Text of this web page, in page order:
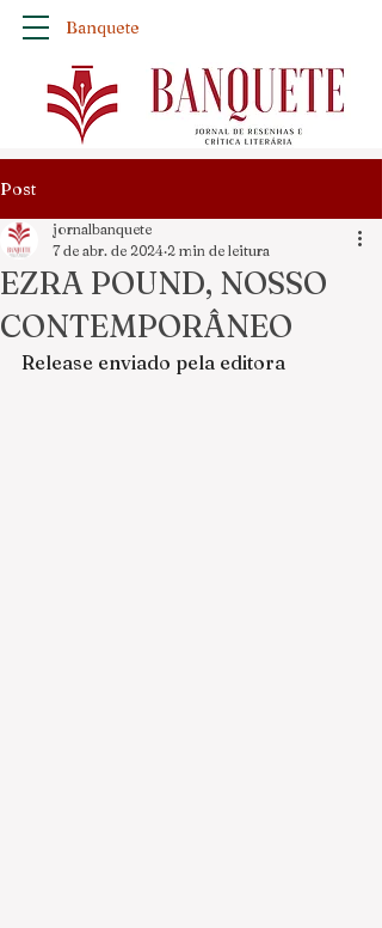
Banquete
Post
EZRA POUND, NOSSO
CONTEMPORÂNEO
jornalbanquete
7 de abr. de 2024 2 min de leitura
Release enviado pela editora